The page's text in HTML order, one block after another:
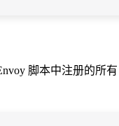
脚本中注册的所有